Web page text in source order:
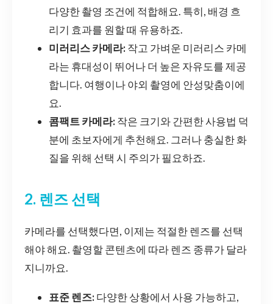
다양한 촬영 조건에 적합해요. 특히, 배경 흐
리기 효과를 원할 때 유용하죠.
미러리스 카메라: 작고 가벼운 미러리스 카메
라는 휴대성이 뛰어나 더 높은 자유도를 제공
합니다. 여행이나 야외 촬영에 안성맞춤이에
요.
콤팩트 카메라: 작은 크기와 간편한 사용법 덕
분에 초보자에게 추천해요. 그러나 충실한 화
질을 위해 선택 시 주의가 필요하죠.
2. 렌즈 선택
카메라를 선택했다면, 이제는 적절한 렌즈를 선택
해야 해요. 촬영할 콘텐츠에 따라 렌즈 종류가 달라
지니까요.
표준 렌즈: 다양한 상황에서 사용 가능하고,